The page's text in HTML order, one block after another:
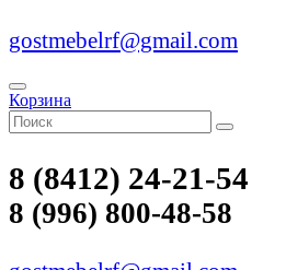
gostmebelrf@gmail.com
Корзина
8 (8412) 24-21-54
8 (996) 800-48-58